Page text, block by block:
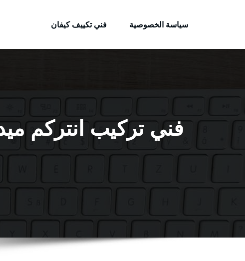
سياسة الخصوصية
فني تكييف كيفان